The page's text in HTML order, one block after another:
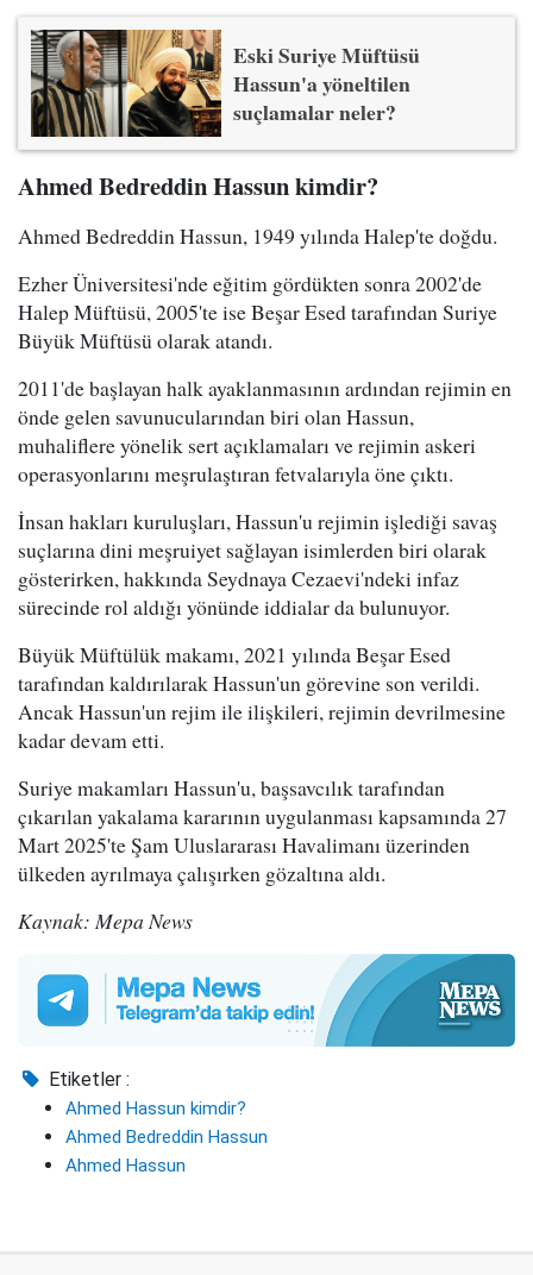
Eski Suriye Müftüsü
Hassun'a yöneltilen
suçlamalar neler?
Ahmed Bedreddin Hassun kimdir?
Ahmed Bedreddin Hassun, 1949 yılında Halep'te doğdu.
Ezher Üniversitesi'nde eğitim gördükten sonra 2002'de
Halep Müftüsü, 2005'te ise Beşar Esed tarafından Suriye
Büyük Müftüsü olarak atandı.
2011'de başlayan halk ayaklanmasının ardından rejimin en
önde gelen savunucularından biri olan Hassun,
muhaliflere yönelik sert açıklamaları ve rejimin askeri
operasyonlarını meşrulaştıran fetvalarıyla öne çıktı.
İnsan hakları kuruluşları, Hassun'u rejimin işlediği savaş
suçlarına dini meşruiyet sağlayan isimlerden biri olarak
gösterirken, hakkında Seydnaya Cezaevi'ndeki infaz
sürecinde rol aldığı yönünde iddialar da bulunuyor.
Büyük Müftülük makamı, 2021 yılında Beşar Esed
tarafından kaldırılarak Hassun'un görevine son verildi.
Ancak Hassun'un rejim ile ilişkileri, rejimin devrilmesine
kadar devam etti.
Suriye makamları Hassun'u, başsavcılık tarafından
çıkarılan yakalama kararının uygulanması kapsamında 27
Mart 2025'te Şam Uluslararası Havalimanı üzerinden
ülkeden ayrılmaya çalışırken gözaltına aldı.
Kaynak: Mepa News
Etiketler :
Ahmed Hassun kimdir?
Ahmed Bedreddin Hassun
Ahmed Hassun